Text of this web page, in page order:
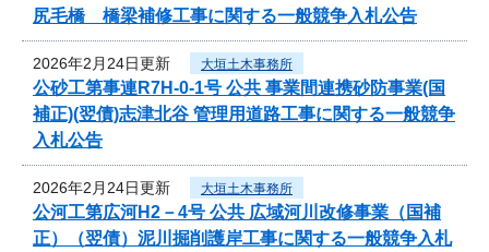
尻毛橋 橋梁補修工事に関する一般競争入札公告
2026年2月24日更新 大垣土木事務所
公砂工第事連R7H-0-1号 公共 事業間連携砂防事業(国
補正)(翌債)志津北谷 管理用道路工事に関する一般競争
入札公告
2026年2月24日更新 大垣土木事務所
公河工第広河H2－4号 公共 広域河川改修事業（国補
正）（翌債）泥川掘削護岸工事に関する一般競争入札